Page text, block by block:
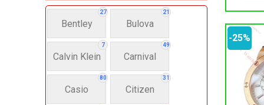
27
Bentley
21
Bulova
7
Calvin Klein
49
Carnival
80
Casio
31
Citizen
-25%